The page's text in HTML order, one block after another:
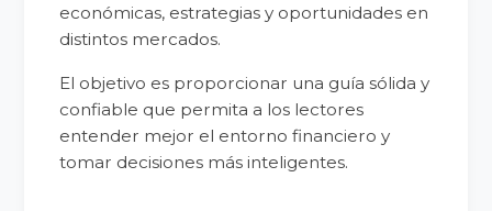
económicas, estrategias y oportunidades en
distintos mercados.
El objetivo es proporcionar una guía sólida y
confiable que permita a los lectores
entender mejor el entorno financiero y
tomar decisiones más inteligentes.